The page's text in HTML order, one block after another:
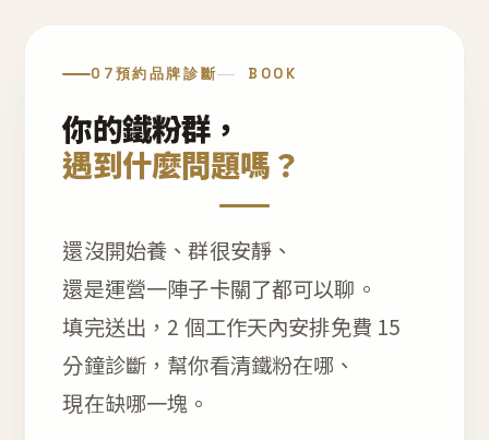
07預約品牌診斷 BOOK
你的鐵粉群，
遇到什麼問題嗎？
還沒開始養、群很安靜、
還是運營一陣子卡關了都可以聊。
填完送出，2 個工作天內安排免費 15
分鐘診斷，幫你看清鐵粉在哪、
現在缺哪一塊。